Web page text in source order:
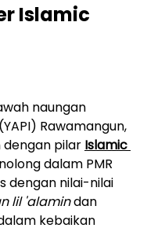
Islamic
naungan
Rawamangun,
dengan pilar Islamic
dalam PMR
dengan nilai-nilai
lil 'alamin dan
kebaikan